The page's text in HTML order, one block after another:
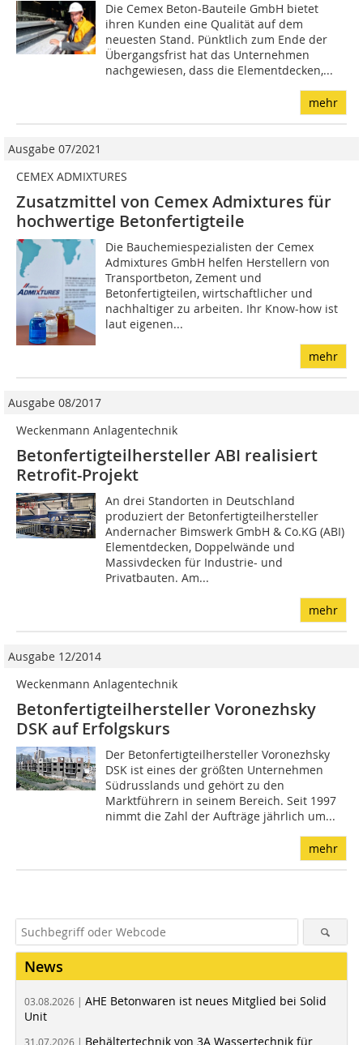
Die Cemex Beton-Bauteile GmbH bietet
ihren Kunden eine Qualität auf dem
neuesten Stand. Pünktlich zum Ende der
Übergangsfrist hat das Unternehmen
nachgewiesen, dass die Elementdecken,...
mehr
Ausgabe 07/2021
CEMEX ADMIXTURES
Zusatzmittel von Cemex Admixtures für
hochwertige Betonfertigteile
Die Bauchemiespezialisten der Cemex
Admixtures GmbH helfen Herstellern von
Transportbeton, Zement und
Betonfertigteilen, wirtschaftlicher und
nachhaltiger zu arbeiten. Ihr Know-how ist
laut eigenen...
mehr
Ausgabe 08/2017
Weckenmann Anlagentechnik
Betonfertigteilhersteller ABI realisiert
Retrofit-Projekt
An drei Standorten in Deutschland
produziert der Betonfertigteilhersteller
Andernacher Bimswerk GmbH & Co.KG (ABI)
Elementdecken, Doppelwände und
Massivdecken für Industrie- und
Privatbauten. Am...
mehr
Ausgabe 12/2014
Weckenmann Anlagentechnik
Betonfertigteilhersteller Voronezhsky
DSK auf Erfolgskurs
Der Betonfertigteilhersteller Voronezhsky
DSK ist eines der größten Unternehmen
Südrusslands und gehört zu den
Marktführern in seinem Bereich. Seit 1997
nimmt die Zahl der Aufträge jährlich um...
mehr
News
03.08.2026 | AHE Betonwaren ist neues Mitglied bei Solid
Unit
31.07.2026 | Behältertechnik von 3A Wassertechnik für